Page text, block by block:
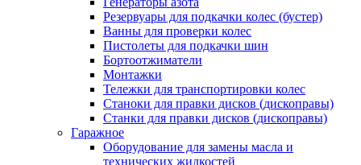
Резервуары для подкачки колес (бустер)
Ванны для проверки колес
Пистолеты для подкачки шин
Бортоотжиматели
Монтажки
Тележки для транспортировки колес
Станоки для правки дисков (дископравы)
Станки для правки дисков (дископравы)
Гаражное
Оборудование для замены масла и
технических жидкостей